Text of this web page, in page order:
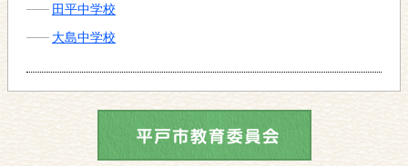
田平中学校
大島中学校